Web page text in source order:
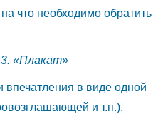
что необходимо обратить
«Плакат»
впечатления в виде одной
и т.п.).